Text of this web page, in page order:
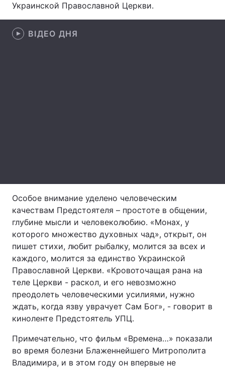
Головна Війна
Україна
Екологія Регіони
Лонгріди
Відео з Youtube Статті
Інтерв'ю Думки
Архів Вакансії
Контакти
Украинской Православной Церкви.
ВІДЕО ДНЯ
Особое внимание уделено человеческим
качествам Предстоятеля – простоте в общении,
глубине мысли и человеколюбию. «Монах, у
которого множество духовных чад», открыт, он
пишет стихи, любит рыбалку, молится за всех и
каждого, молится за единство Украинской
Православной Церкви. «Кровоточащая рана на
теле Церкви - раскол, и его невозможно
преодолеть человеческими усилиями, нужно
ждать, когда язву уврачует Сам Бог», - говорит в
киноленте Предстоятель УПЦ.
Примечательно, что фильм «Времена…» показали
во время болезни Блаженнейшего Митрополита
Владимира, и в этом году он впервые не